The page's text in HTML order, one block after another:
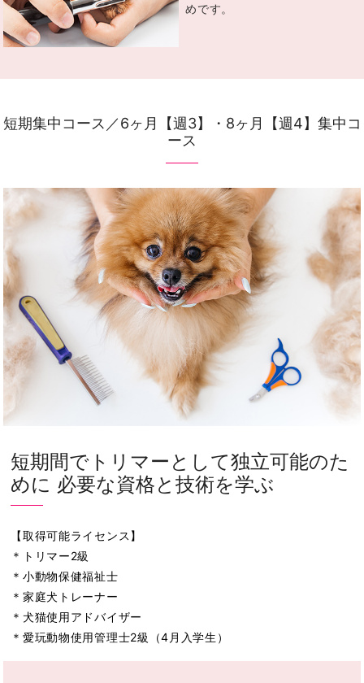
めです。
短期集中コース／6ヶ月【週3】・8ヶ月【週4】集中コ
ース
短期間でトリマーとして独立可能のた
めに 必要な資格と技術を学ぶ
【取得可能ライセンス】
＊トリマー2級
＊小動物保健福祉士
＊家庭犬トレーナー
＊犬猫使用アドバイザー
＊愛玩動物使用管理士2級（4月入学生）